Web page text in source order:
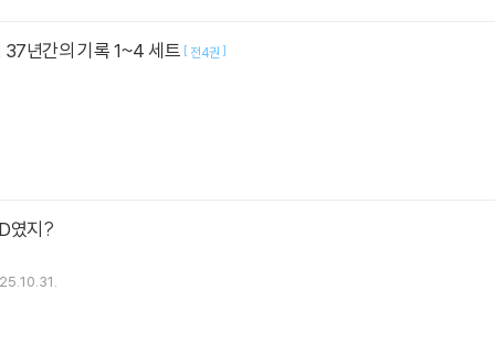
37년간의 기록 1~4 세트 [ 전4권 ]
였지?